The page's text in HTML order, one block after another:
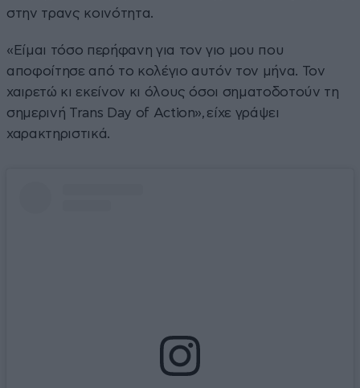
στην τρανς κοινότητα.
«Είμαι τόσο περήφανη για τον γιο μου που
αποφοίτησε από το κολέγιο αυτόν τον μήνα. Τον
χαιρετώ κι εκείνον κι όλους όσοι σηματοδοτούν τη
σημερινή Trans Day of Action», είχε γράψει
χαρακτηριστικά.